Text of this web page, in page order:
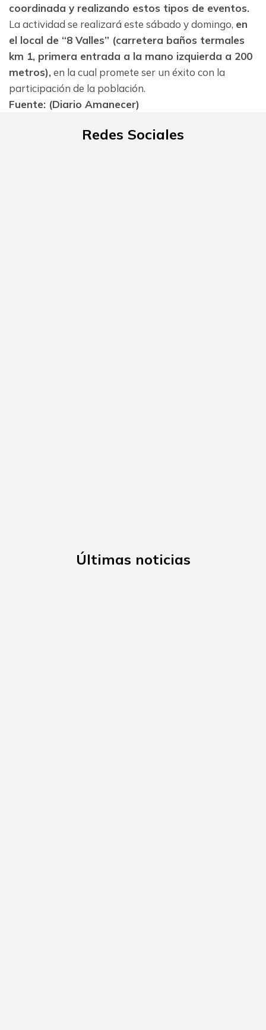
coordinada y realizando estos tipos de eventos.
La actividad se realizará este sábado y domingo, en
el local de “8 Valles” (carretera baños termales
km 1, primera entrada a la mano izquierda a 200
metros),en la cual promete ser un éxito con la
participación de la población.
Fuente: (Diario Amanecer)
Redes Sociales
Últimas noticias